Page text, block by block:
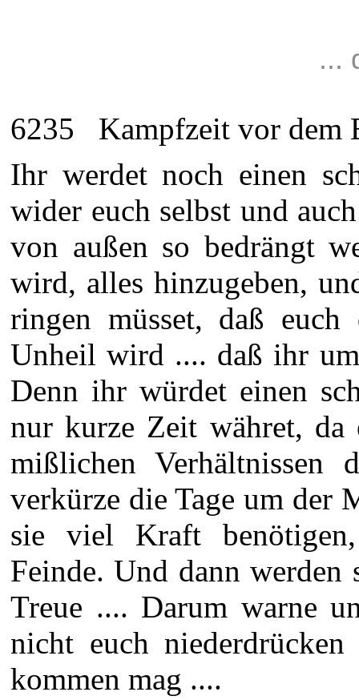
...
6235 Kampfzeit vor dem
Ihr werdet noch einen
wider euch selbst und
von außen so bedrängt
wird, alles hinzugeben,
ringen müsset, daß
Unheil wird .... daß ihr
Denn ihr würdet einen
nur kurze Zeit währet,
mißlichen
verkürze die Tage um der
sie viel Kraft
Feinde. Und dann
Treue .... Darum warne
nicht euch
kommen mag ....